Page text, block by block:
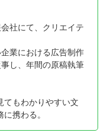
社にて、クリエイテ
業における広告制作
し、年間の原稿執筆
てもわかりやすい文
携わる。